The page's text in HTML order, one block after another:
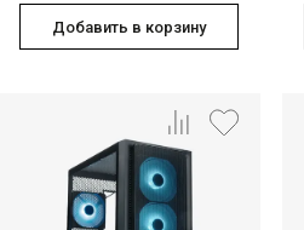
Добавить в корзину